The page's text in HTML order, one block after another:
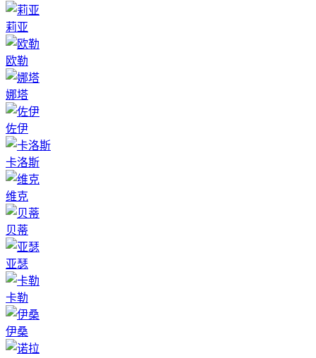
莉亚
欧勒
娜塔
佐伊
卡洛斯
维克
贝蒂
亚瑟
卡勒
伊桑